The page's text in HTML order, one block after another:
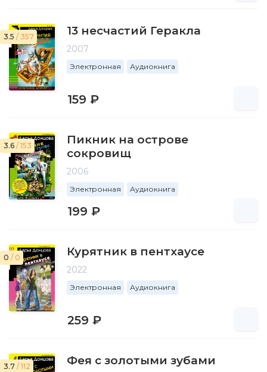
3.5 / 357 13 несчастий Геракла
2007
Электронная Аудиокнига
159 ₽
3.6 / 153
Пикник на острове
сокровищ
2006
Электронная Аудиокнига
199 ₽
0 / 0 Курятник в пентхаусе
2022
Электронная Аудиокнига
259 ₽
3.7 / 112 Фея с золотыми зубами